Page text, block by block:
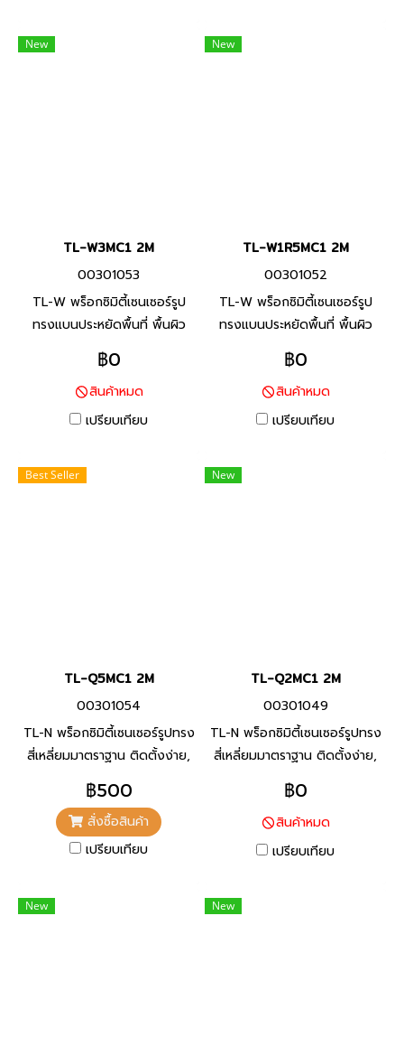
New
TL-W3MC1 2M
00301053
TL-W พร็อกซิมิตี้เซนเซอร์รูป
ทรงแบนประหยัดพื้นที่ พื้นผิว
ตรวจจับด้านหน้า ตัวโครงทำจาก
พลาสติกที่ทนทาน ยึดโดยตรง
กับฐานโลหะหรือราง
฿0
สินค้าหมด
เปรียบเทียบ
New
TL-W1R5MC1 2M
00301052
TL-W พร็อกซิมิตี้เซนเซอร์รูป
ทรงแบนประหยัดพื้นที่ พื้นผิว
ตรวจจับด้านหน้า ตัวโครงทำจาก
พลาสติกที่ทนทาน ยึดโดยตรง
กับฐานโลหะหรือราง
฿0
สินค้าหมด
เปรียบเทียบ
Best Seller
TL-Q5MC1 2M
00301054
TL-N พร็อกซิมิตี้เซนเซอร์รูปทรง
สี่เหลี่ยมมาตราฐาน ติดตั้งง่าย,
พัลส์เจเนอเรเตอร์ความเร็วสูง,
ควบคุมการหมุนความเร็วสูง และ
อื่นๆ
฿500
สั่งซื้อสินค้า
เปรียบเทียบ
New
TL-Q2MC1 2M
00301049
TL-N พร็อกซิมิตี้เซนเซอร์รูปทรง
สี่เหลี่ยมมาตราฐาน ติดตั้งง่าย,
พัลส์เจเนอเรเตอร์ความเร็วสูง,
ควบคุมการหมุนความเร็วสูง และ
อื่นๆ
฿0
สินค้าหมด
เปรียบเทียบ
New New